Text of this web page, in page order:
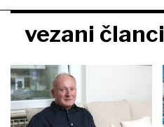
vezani članci